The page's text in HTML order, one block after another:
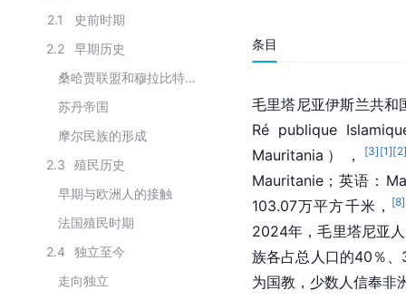
2.1
史前时期
2.2
早期历史
桑哈贾联盟和穆拉比特王朝
苏丹帝国
摩尔民族的形成
2.3
殖民历史
早期与欧洲人的接触
法国殖民时期
2.4
独立至今
走向独立
条目
毛里塔尼亚伊斯兰共和
Ré publique
Mauritania），
[3] [1][2]
Mauritanie；英语：
103.07万平方千米， [8]
2024年，毛里塔尼亚
族各占总人口的40％
为国教，少数人信奉